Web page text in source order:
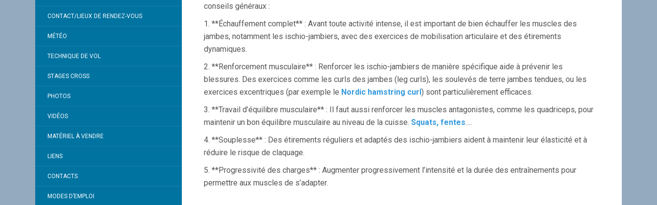
CONTACT/LIEUX DE RENDEZ-VOUS
MÉTÉO
TECHNIQUE DE VOL
STAGES CROSS
PHOTOS
VIDÉOS
MATÉRIEL À VENDRE
LIENS
CONTACTS
MODES D’EMPLOI
conseils généraux :
1. **Échauffement complet** : Avant toute activité intense, il est important de bien échauffer les muscles des
jambes, notamment les ischio-jambiers, avec des exercices de mobilisation articulaire et des étirements
dynamiques.
2. **Renforcement musculaire** : Renforcer les ischio-jambiers de manière spécifique aide à prévenir les
blessures. Des exercices comme les curls des jambes (leg curls), les soulevés de terre jambes tendues, ou les
exercices excentriques (par exemple le Nordic hamstring curl) sont particulièrement efficaces.
3. **Travail d’équilibre musculaire** : Il faut aussi renforcer les muscles antagonistes, comme les quadriceps, pour
maintenir un bon équilibre musculaire au niveau de la cuisse. Squats, fentes….
4. **Souplesse** : Des étirements réguliers et adaptés des ischio-jambiers aident à maintenir leur élasticité et à
réduire le risque de claquage.
5. **Progressivité des charges** : Augmenter progressivement l’intensité et la durée des entraînements pour
permettre aux muscles de s’adapter.